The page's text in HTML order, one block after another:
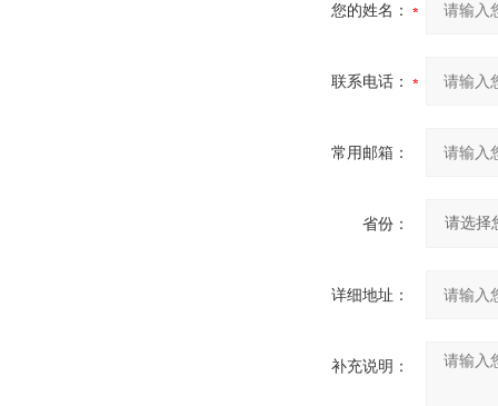
您的姓名：
联系电话：
常用邮箱：
省份：
详细地址：
补充说明：